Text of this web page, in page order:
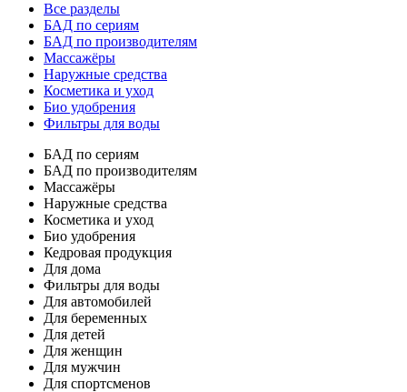
Все разделы
БАД по сериям
БАД по производителям
Массажёры
Наружные средства
Косметика и уход
Био удобрения
Фильтры для воды
БАД по сериям
БАД по производителям
Массажёры
Наружные средства
Косметика и уход
Био удобрения
Кедровая продукция
Для дома
Фильтры для воды
Для автомобилей
Для беременных
Для детей
Для женщин
Для мужчин
Для спортсменов